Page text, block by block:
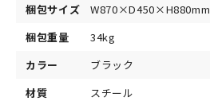
梱包サイズ
W870×D450×H880mm
梱包重量
34kg
カラー
ブラック
材質
スチール